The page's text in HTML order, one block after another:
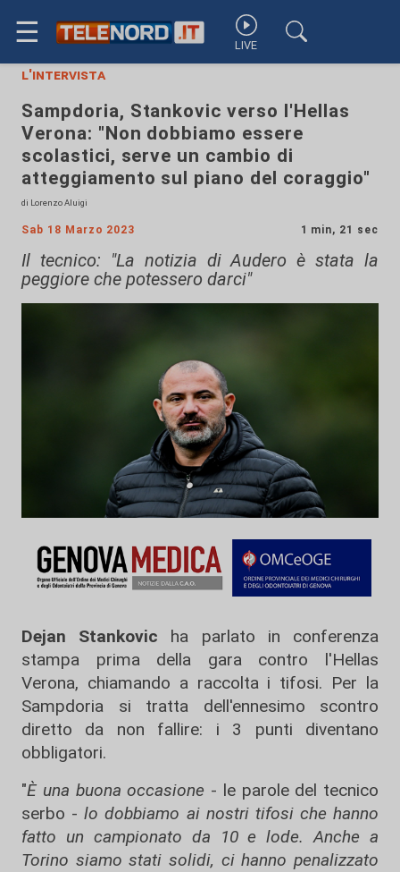
☰ LIVE
l'intervista
Sampdoria, Stankovic verso l'Hellas
Verona: "Non dobbiamo essere
scolastici, serve un cambio di
atteggiamento sul piano del coraggio"
di Lorenzo Aluigi
Sab 18 Marzo 2023 1 min, 21 sec
Il tecnico: "La notizia di Audero è stata la
peggiore che potessero darci"
Dejan Stankovic ha parlato in conferenza
stampa prima della gara contro l'Hellas
Verona, chiamando a raccolta i tifosi. Per la
Sampdoria si tratta dell'ennesimo scontro
diretto da non fallire: i 3 punti diventano
obbligatori.
"È una buona occasione - le parole del tecnico
serbo - lo dobbiamo ai nostri tifosi che hanno
fatto un campionato da 10 e lode. Anche a
Torino siamo stati solidi, ci hanno penalizzato